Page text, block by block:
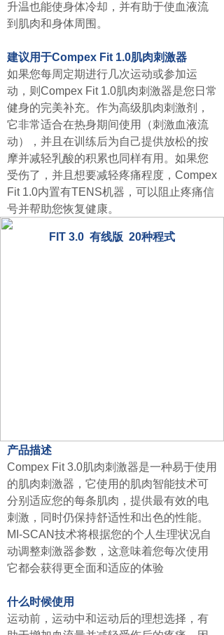
升温也能使身体冷却，并有助于使血液流
到肌肉和身体周围。
建议用于Compex Fit 1.0肌肉刺激器
如果您每周定期进行几次运动或参加运
动，则Compex Fit 1.0肌肉刺激器是您日常
健身的完美补充。作为高级肌肉刺激剂，
它非常适合在热身期间使用（刺激血液流
动），并且在训练后为自己提供放松的按
摩并减轻乳酸的积累也同样有用。如果您
受伤了，并且想要减轻疼痛程度，Compex
Fit 1.0内置有TENS机器，可以阻止疼痛信
号并帮助您恢复健康。
FIT 3.0 有线版 20种程式
产品描述
Compex Fit 3.0肌肉刺激器是一种易于使用
的肌肉刺激器，它使用的肌肉智能技术可
分别适应您的每条肌肉，提供最有效的电
刺激，同时仍保持舒适性和出色的性能。
MI-SCAN技术将根据您的个人生理状况自
动调整刺激器参数，这意味着您每次使用
它都会获得更全面和适应的体验
什么时候使用
运动前，运动中和运动后的理想选择，有